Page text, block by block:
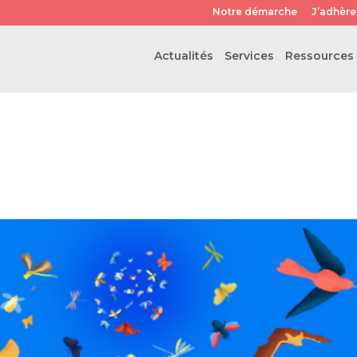
Notre démarche J’adhère
Actualités Services Ressources